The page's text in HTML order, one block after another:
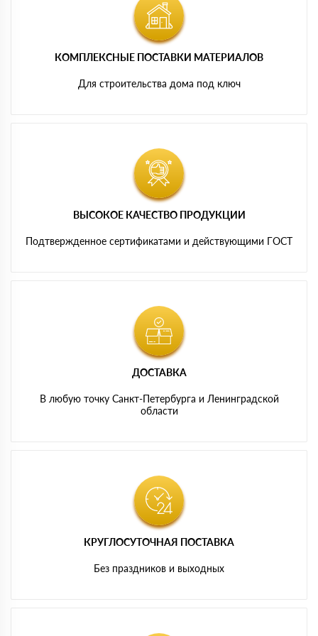
КОМПЛЕКСНЫЕ ПОСТАВКИ МАТЕРИАЛОВ
Для строительства дома под ключ
ВЫСОКОЕ КАЧЕСТВО ПРОДУКЦИИ
Подтвержденное сертификатами и действующими ГОСТ
ДОСТАВКА
В любую точку Санкт-Петербурга и Ленинградской
области
КРУГЛОСУТОЧНАЯ ПОСТАВКА
Без праздников и выходных